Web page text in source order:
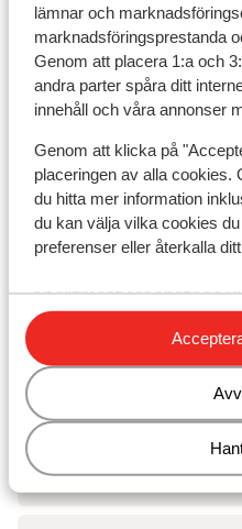
lämnar och
marknadsföringsprestanda
Genom att placera 1:a och
andra parter spåra ditt
innehåll och våra annonser
Genom att klicka på
placeringen av alla cookies.
du hitta mer information
du kan välja vilka cookies
preferenser eller återkalla
Alexander Charme Hotel
Hotel Amerikan
Hotel Baita Cecilia
Hotel Intermonti
Apartment Moonstone
Apartment Mountain Bliss
Apartment Trifoglio
Apartments La Fonte